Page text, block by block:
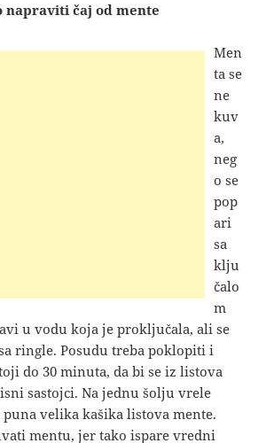
napraviti čaj od mente
Men
ta se
ne
kuv
a,
neg
o se
pop
ari
sa
klju
čalo
m
u vodu koja je proključala, ali se
ringle. Posudu treba poklopiti i
do 30 minuta, da bi se iz listova
sastojci. Na jednu šolju vrele
velika kašika listova mente.
mentu, jer tako ispare vredni